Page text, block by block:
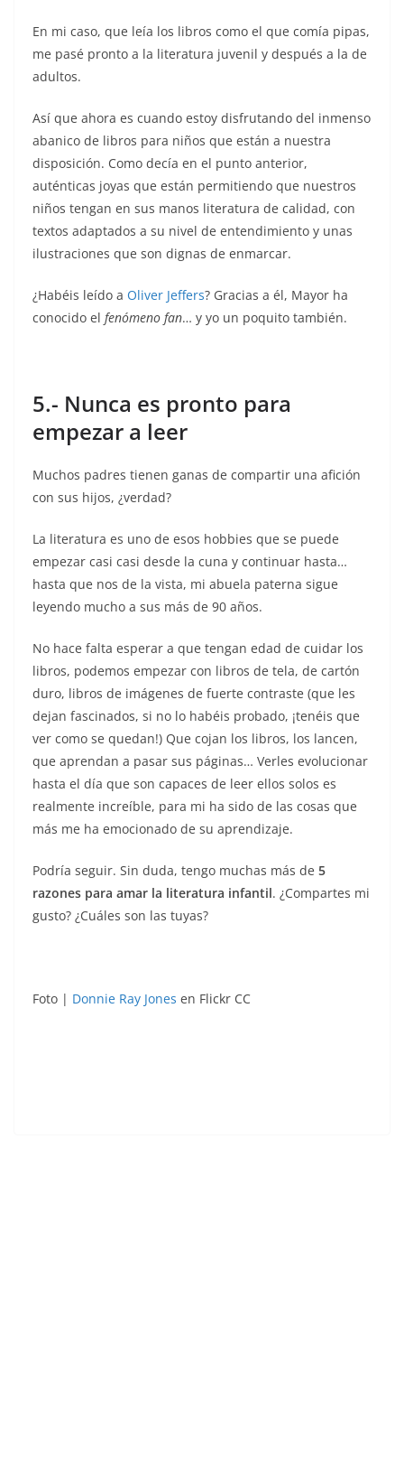
En mi caso, que leía los libros como el que comía pipas,
me pasé pronto a la literatura juvenil y después a la de
adultos.
Así que ahora es cuando estoy disfrutando del inmenso
abanico de libros para niños que están a nuestra
disposición. Como decía en el punto anterior,
auténticas joyas que están permitiendo que nuestros
niños tengan en sus manos literatura de calidad, con
textos adaptados a su nivel de entendimiento y unas
ilustraciones que son dignas de enmarcar.
¿Habéis leído a Oliver Jeffers? Gracias a él, Mayor ha
conocido el fenómeno fan… y yo un poquito también.
5.- Nunca es pronto para
empezar a leer
Muchos padres tienen ganas de compartir una afición
con sus hijos, ¿verdad?
La literatura es uno de esos hobbies que se puede
empezar casi casi desde la cuna y continuar hasta…
hasta que nos de la vista, mi abuela paterna sigue
leyendo mucho a sus más de 90 años.
No hace falta esperar a que tengan edad de cuidar los
libros, podemos empezar con libros de tela, de cartón
duro, libros de imágenes de fuerte contraste (que les
dejan fascinados, si no lo habéis probado, ¡tenéis que
ver como se quedan!) Que cojan los libros, los lancen,
que aprendan a pasar sus páginas… Verles evolucionar
hasta el día que son capaces de leer ellos solos es
realmente increíble, para mi ha sido de las cosas que
más me ha emocionado de su aprendizaje.
Podría seguir. Sin duda, tengo muchas más de 5
razones para amar la literatura infantil. ¿Compartes mi
gusto? ¿Cuáles son las tuyas?
Foto | Donnie Ray Jones en Flickr CC